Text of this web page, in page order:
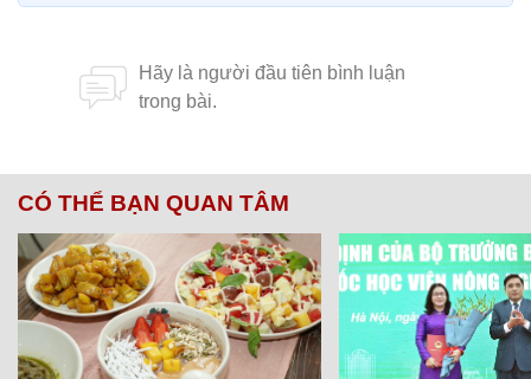
CÓ THỂ BẠN QUAN TÂM